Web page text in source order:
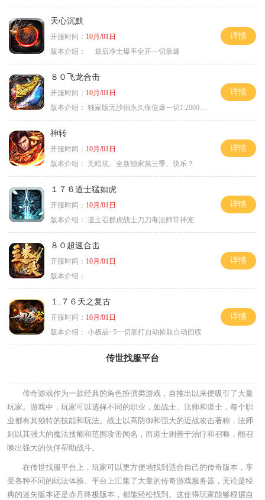
天心沉默
开服时间： 10月/01日
版本介绍：
最后净土爆率全开一切靠爆
详情
８０飞龙合击
开服时间： 10月/01日
版本介绍： 独家版无沙捐永久保值爆一切1:2000回1
详情
神转
开服时间： 10月/01日
版本介绍： 无暗坑、全新独家第三季、快乐？
详情
１７６道士猛如虎
开服时间： 10月/01日
版本介绍： 道士召群虎战士刀刀毒法师带神宠
详情
８０超速合击
开服时间： 10月/01日
版本介绍：
详情
１.７６天之复古
开服时间： 10月/01日
版本介绍： 小极品+5一切靠打自动捡取自动回収
详情
传世找服平台
传奇游戏作为一款经典的角色扮演类游戏，自推出以来便吸引了大量
玩家。游戏中，玩家可以选择不同的职业，如战士、法师和道士，每个职
业都有其独特的技能和玩法。战士以高防御和强大的近战攻击著称，法师
则以其强大的魔法技能和范围攻击闻名，而道士则善于治疗和召唤，能召
唤出强大的伙伴帮助战斗。
在传世找服平台上，玩家可以更方便地找到适合自己的传奇版本，享
受各种不同的玩法体验。平台上汇集了大量的传奇游戏服务器，无论是经
典的迷失版本还是赤月终极版本，都能轻松找到。这使得玩家能够根据自